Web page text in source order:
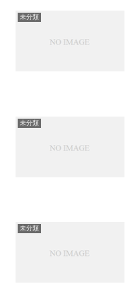
未分類
未分類
未分類